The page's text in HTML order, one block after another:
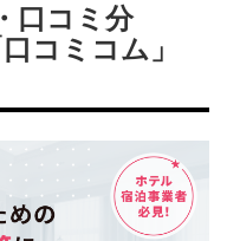
口コミ分
コミコム」